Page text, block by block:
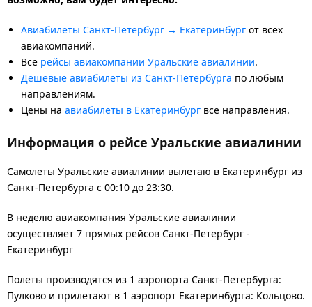
Авиабилеты Санкт-Петербург → Екатеринбург от всех
авиакомпаний.
Все рейсы авиакомпании Уральские авиалинии.
Дешевые авиабилеты из Санкт-Петербурга по любым
направлениям.
Цены на авиабилеты в Екатеринбург все направления.
Информация о рейсе Уральские авиалинии
Самолеты Уральские авиалинии вылетаю в Екатеринбург из
Санкт-Петербурга с 00:10 до 23:30.
В неделю авиакомпания Уральские авиалинии
осуществляет 7 прямых рейсов Санкт-Петербург -
Екатеринбург
Полеты производятся из 1 аэропорта Санкт-Петербурга:
Пулково и прилетают в 1 аэропорт Екатеринбурга: Кольцово.